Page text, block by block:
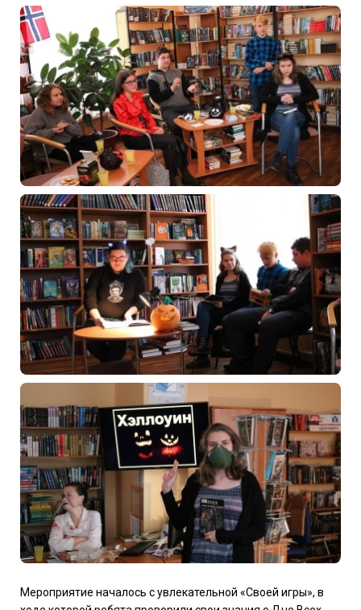
Мероприятие началось с увлекательной «Своей игры», в